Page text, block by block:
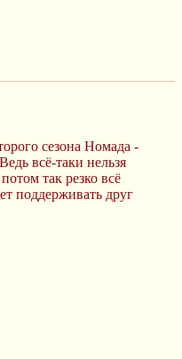
сезона Номада -
всё-таки нельзя
так резко всё
поддерживать друг